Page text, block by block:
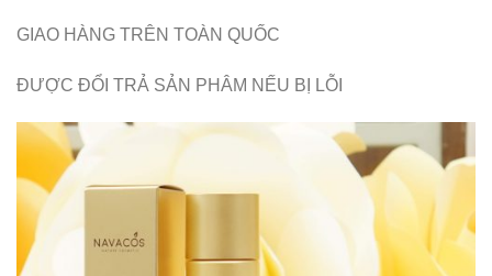
GIAO HÀNG TRÊN TOÀN QUỐC
ĐƯỢC ĐỔI TRẢ SẢN PHÂM NẾU BỊ LỖI